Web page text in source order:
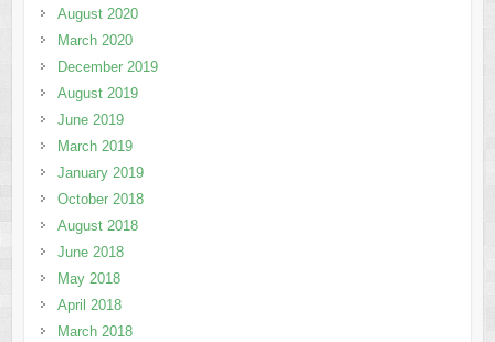
August 2020
March 2020
December 2019
August 2019
June 2019
March 2019
January 2019
October 2018
August 2018
June 2018
May 2018
April 2018
March 2018